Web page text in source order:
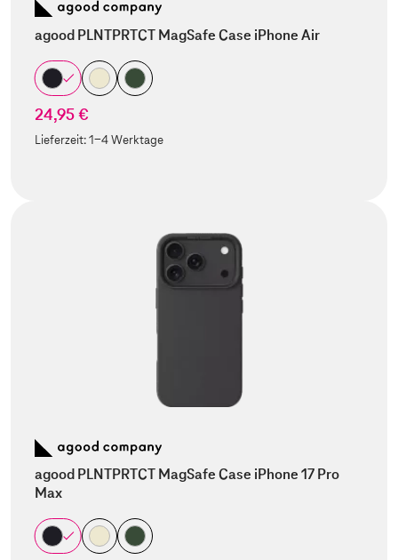
agood PLNTPRTCT MagSafe Case iPhone Air
24,95 €
Lieferzeit:1-4 Werktage
agood PLNTPRTCT MagSafe Case iPhone 17 Pro
Max